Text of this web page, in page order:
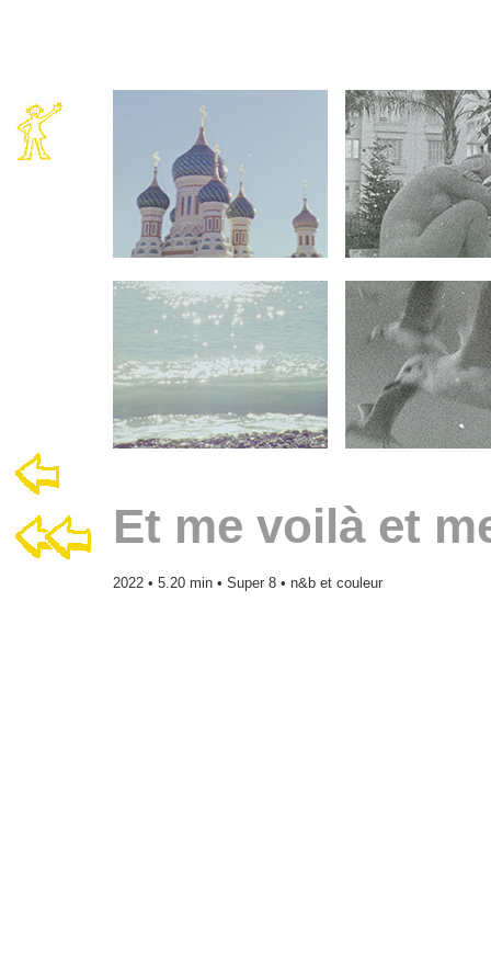
Et me voilà et
2022 • 5.20 min • Super 8 • n&b et couleur